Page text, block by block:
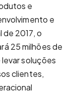
e
e
2017, o
25 milhões de
levar soluções
clientes,